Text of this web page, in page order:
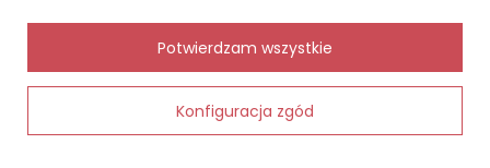
Dodaj do koszyka
Konfiguracja zgód
Potwierdzam wszystkie